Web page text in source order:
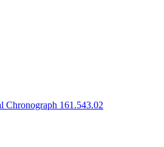
Chronograph 161.543.02